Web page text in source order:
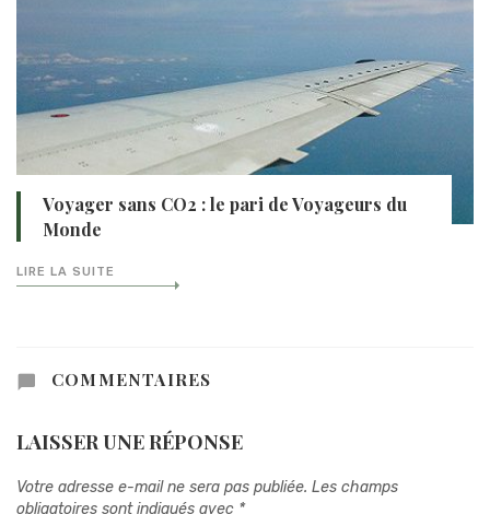
Voyager sans CO2 : le pari de Voyageurs du
Monde
LIRE LA SUITE
COMMENTAIRES
LAISSER UNE RÉPONSE
Votre adresse e-mail ne sera pas publiée. Les champs
obligatoires sont indiqués avec *